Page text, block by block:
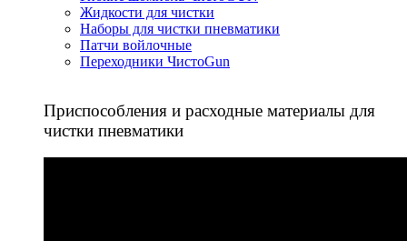
Жидкости для чистки
Наборы для чистки пневматики
Патчи войлочные
Переходники ЧистоGun
Приспособления и расходные материалы для
чистки пневматики